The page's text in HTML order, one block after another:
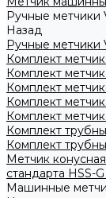
Ручные метчики
Назад
Ручные метчики
Комплект
Комплект
Комплект
Комплект
Комплект
Комплект
Комплект
Метчик
стандарта HSS-
Машинные